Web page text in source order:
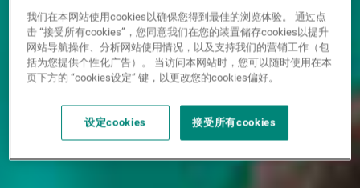
我们在本网站使用cookies以确保您得到最佳的浏览体验。 通过点
击 “接受所有cookies”，您同意我们在您的装置储存cookies以提升
网站导航操作、分析网站使用情况，以及支持我们的营销工作（包
括为您提供个性化广告）。 当访问本网站时，您可以随时使用在本
页下方的 “cookies设定” 键，以更改您的cookies偏好。
设定cookies 接受所有cookies